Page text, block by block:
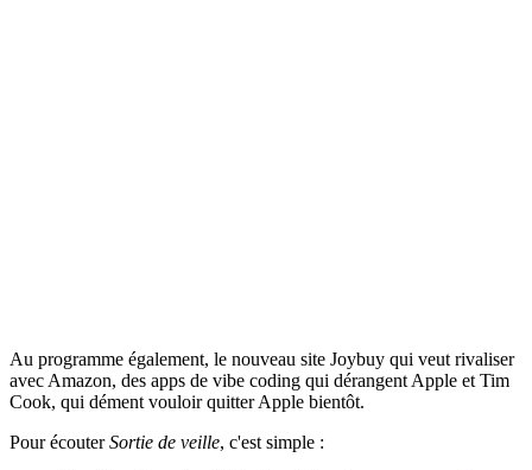
Au programme également, le nouveau site Joybuy qui veut rivaliser
avec Amazon, des apps de vibe coding qui dérangent Apple et Tim
Cook, qui dément vouloir quitter Apple bientôt.
Pour écouterSortie de veille, c'est simple :